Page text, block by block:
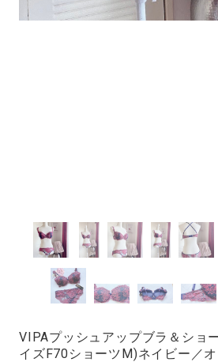
VIPAプッシュアップブラ＆ショ
イズF70ショーツM)ネイビー／